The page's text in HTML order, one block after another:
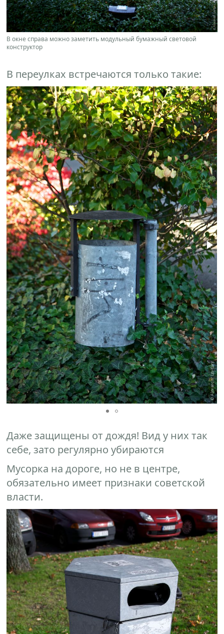
В окне справа можно заметить модульный бумажный световой
конструктор
В переулках встречаются только такие:
Даже защищены от дождя! Вид у них так
себе, зато регулярно убираются
Мусорка на дороге, но не в центре,
обязательно имеет признаки советской
власти.